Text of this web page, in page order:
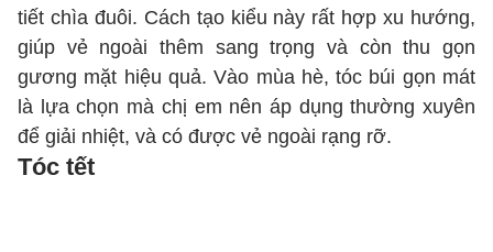
tiết chìa đuôi. Cách tạo kiểu này rất hợp xu hướng,
giúp vẻ ngoài thêm sang trọng và còn thu gọn
gương mặt hiệu quả. Vào mùa hè, tóc búi gọn mát
là lựa chọn mà chị em nên áp dụng thường xuyên
để giải nhiệt, và có được vẻ ngoài rạng rỡ.
Tóc tết